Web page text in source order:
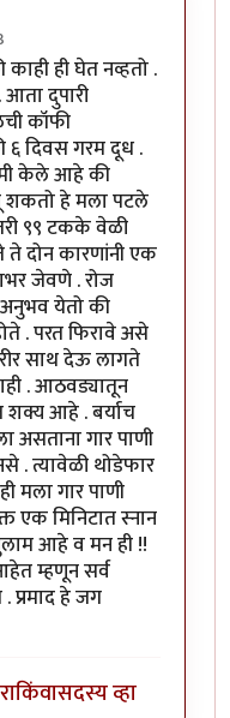
ही घेत नव्हतो .
दुपारी
कॉफी
दिवस गरम दूध .
केले आहे की
शकतो हे मला पटले
९९ टकके वेळी
दोन कारणांनी एक
जेवणे . रोज
येतो की
. परत फिरावे असे
साथ देऊ लागते
. आठवड्यातून
आहे . बर्याच
असताना गार पाणी
. त्यावेळी थोडेफार
मला गार पाणी
मिनिटात स्नान
आहे व मन ही !!
म्हणून सर्व
प्रमाद हे जग
किंवासदस्य व्हा